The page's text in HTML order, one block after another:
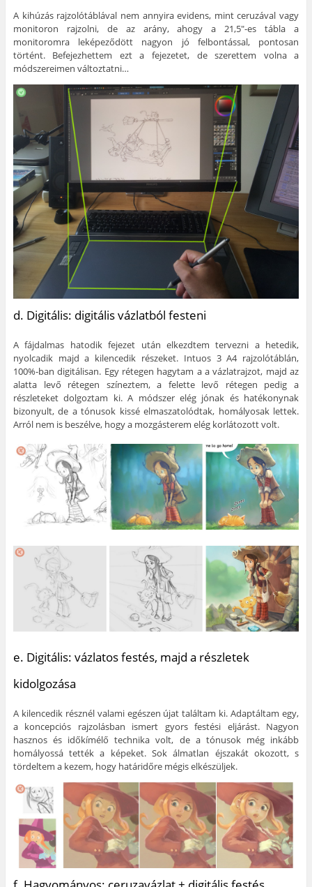
A kihúzás rajzolótáblával nem annyira evidens, mint ceruzával vagy
monitoron rajzolni, de az arány, ahogy a 21,5″-es tábla a
monitoromra leképeződött nagyon jó felbontással, pontosan
történt. Befejezhettem ezt a fejezetet, de szerettem volna a
módszereimen változtatni…
d. Digitális: digitális vázlatból festeni
A fájdalmas hatodik fejezet után elkezdtem tervezni a hetedik,
nyolcadik majd a kilencedik részeket. Intuos 3 A4 rajzolótáblán,
100%-ban digitálisan. Egy rétegen hagytam a a vázlatrajzot, majd az
alatta levő rétegen színeztem, a felette levő rétegen pedig a
részleteket dolgoztam ki. A módszer elég jónak és hatékonynak
bizonyult, de a tónusok kissé elmaszatolódtak, homályosak lettek.
Arról nem is beszélve, hogy a mozgásterem elég korlátozott volt.
e. Digitális: vázlatos festés, majd a részletek
kidolgozása
A kilencedik résznél valami egészen újat találtam ki. Adaptáltam egy,
a koncepciós rajzolásban ismert gyors festési eljárást. Nagyon
hasznos és időkímélő technika volt, de a tónusok még inkább
homályossá tették a képeket. Sok álmatlan éjszakát okozott, s
tördeltem a kezem, hogy határidőre mégis elkészüljek.